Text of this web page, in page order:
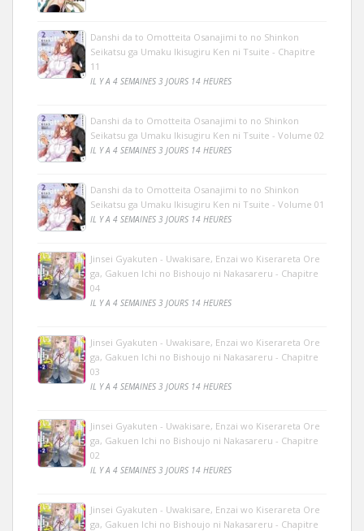
Danshi da to Omotteita Osanajimi to no Shinkon
Seikatsu ga Umaku Ikisugiru Ken ni Tsuite - Chapitre
11
IL Y A 4 SEMAINES 3 JOURS 14 HEURES
Danshi da to Omotteita Osanajimi to no Shinkon
Seikatsu ga Umaku Ikisugiru Ken ni Tsuite - Volume 02
IL Y A 4 SEMAINES 3 JOURS 14 HEURES
Danshi da to Omotteita Osanajimi to no Shinkon
Seikatsu ga Umaku Ikisugiru Ken ni Tsuite - Volume 01
IL Y A 4 SEMAINES 3 JOURS 14 HEURES
Jinsei Gyakuten - Uwakisare, Enzai wo Kiserareta Ore
ga, Gakuen Ichi no Bishoujo ni Nakasareru - Chapitre
04
IL Y A 4 SEMAINES 3 JOURS 14 HEURES
Jinsei Gyakuten - Uwakisare, Enzai wo Kiserareta Ore
ga, Gakuen Ichi no Bishoujo ni Nakasareru - Chapitre
03
IL Y A 4 SEMAINES 3 JOURS 14 HEURES
Jinsei Gyakuten - Uwakisare, Enzai wo Kiserareta Ore
ga, Gakuen Ichi no Bishoujo ni Nakasareru - Chapitre
02
IL Y A 4 SEMAINES 3 JOURS 14 HEURES
Jinsei Gyakuten - Uwakisare, Enzai wo Kiserareta Ore
ga, Gakuen Ichi no Bishoujo ni Nakasareru - Chapitre